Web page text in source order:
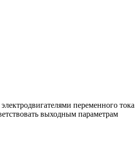
переменного тока
выходным параметрам